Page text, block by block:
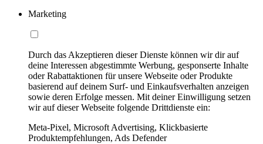
Marketing
Durch das Akzeptieren dieser Dienste können wir dir auf
deine Interessen abgestimmte Werbung, gesponserte Inhalte
oder Rabattaktionen für unsere Webseite oder Produkte
basierend auf deinem Surf- und Einkaufsverhalten anzeigen
sowie deren Erfolge messen. Mit deiner Einwilligung setzen
wir auf dieser Webseite folgende Drittdienste ein:
Meta-Pixel, Microsoft Advertising, Klickbasierte
Produktempfehlungen, Ads Defender